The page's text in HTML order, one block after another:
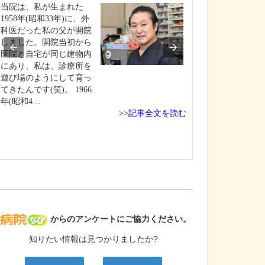
病院なび
からのアンケートにご協力ください。
知りたい情報は見つかりましたか?
当院は、私が生まれた
1958年(昭和33年)に、外
科医だった私の父が開院
しました。開院当初から
医院と自宅が同じ建物内
にあり、私は、診療所を
遊び場のようにして育っ
てきたんです(笑)。 1966
年(昭和4…
>>記事全文を読む